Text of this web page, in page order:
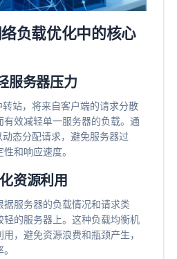
负载优化中的核心
服务器压力
站，将来自客户端的请求分散
效减轻单一服务器的负载。通
态分配请求，避免服务器过
和响应速度。
资源利用
服务器的负载情况和请求类
轻的服务器上。这种负载均衡机
，避免资源浪费和瓶颈产生，